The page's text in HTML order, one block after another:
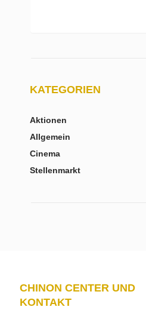
KATEGORIEN
Aktionen
Allgemein
Cinema
Stellenmarkt
CHINON CENTER UND
KONTAKT